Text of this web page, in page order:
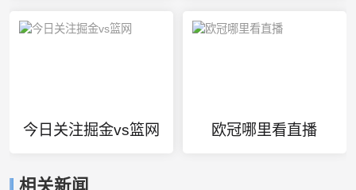
今日关注掘金vs篮网 欧冠哪里看直播